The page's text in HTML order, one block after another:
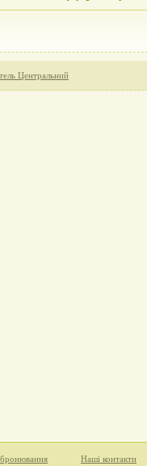
Центральний
Наші контакти